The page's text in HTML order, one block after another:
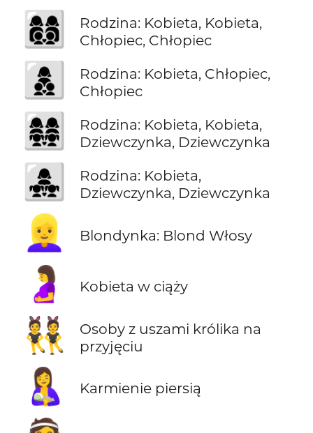
👩‍👩‍👦‍👦
Rodzina: Kobieta, Kobieta,
Chłopiec, Chłopiec
👩‍👦‍👦
Rodzina: Kobieta, Chłopiec,
Chłopiec
👩‍👩‍👧‍👧
Rodzina: Kobieta, Kobieta,
Dziewczynka, Dziewczynka
👩‍👧‍👧
Rodzina: Kobieta,
Dziewczynka, Dziewczynka
👱‍♀️ Blondynka: Blond Włosy
🤰 Kobieta w ciąży
👯
Osoby z uszami królika na
przyjęciu
🤱 Karmienie piersią